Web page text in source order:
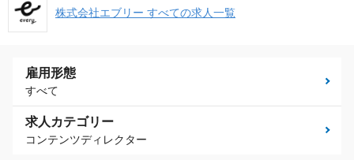
株式会社エブリー すべての求人一覧
雇用形態
すべて
求人カテゴリー
コンテンツディレクター